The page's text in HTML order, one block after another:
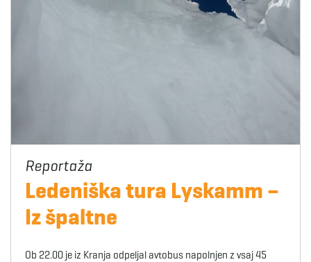
Ledeniška tura Lyskamm –
Iz špaltne
Ob 22.00 je iz Kranja odpeljal avtobus napolnjen z vsaj 45